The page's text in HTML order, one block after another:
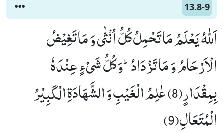
13.8-9
اَللّٰهُ یَعْلَمُ مَا تَحْمِلُ كُلُّ اُنْثٰى وَ مَا تَغِیْضُ
الْاَرْحَامُ وَ مَا تَزْدَادُؕ-وَ كُلُّ شَیْءٍ عِنْدَهٗ
بِمِقْدَارٍ(8) عٰلِمُ الْغَیْبِ وَ الشَّهَادَةِ الْكَبِیْرُ
الْمُتَعَالِ(9)